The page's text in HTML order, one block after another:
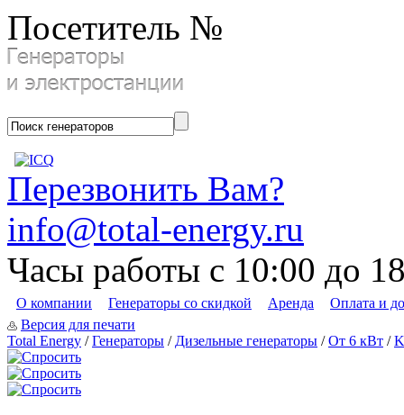
Посетитель №
Перезвонить Вам?
info@total-energy.ru
Часы работы с 10:00 до
О компании Генераторы со скидкой Аренда
Оплата и
Версия для печати
Total Energy /Генераторы / Дизельные генераторы /От 6 кВт /